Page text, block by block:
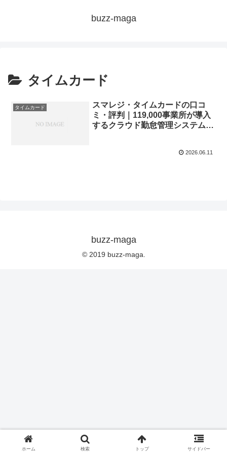
buzz-maga
タイムカード
タイムカード
スマレジ・タイムカードの口コ
ミ・評判｜119,000事業所が導入
するクラウド勤怠管理システムを
2026.06.11
buzz-maga
© 2019 buzz-maga.
ホーム 検索 トップ サイドバー